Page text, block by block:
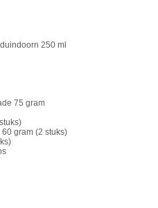
250 ml
75 gram
gram (2 stuks)